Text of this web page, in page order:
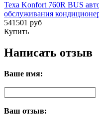
Texa Konfort 760R BUS
обслуживания
541501 руб
Купить
Написать отзыв
Ваше имя:
Ваш отзыв: